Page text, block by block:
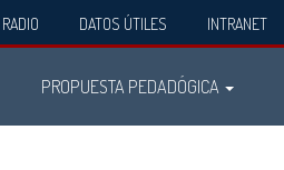
RADIO DATOS ÚTILES INTRANET
PROPUESTA PEDADÓGICA